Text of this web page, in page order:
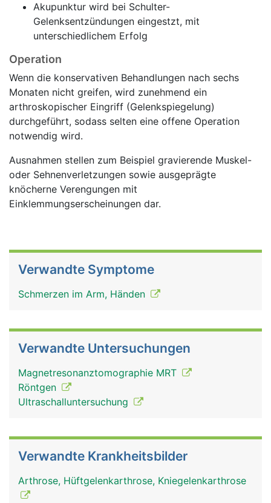
Akupunktur wird bei Schulter-
Gelenksentzündungen eingestzt, mit
unterschiedlichem Erfolg
Operation
Wenn die konservativen Behandlungen nach sechs
Monaten nicht greifen, wird zunehmend ein
arthroskopischer Eingriff (Gelenkspiegelung)
durchgeführt, sodass selten eine offene Operation
notwendig wird.
Ausnahmen stellen zum Beispiel gravierende Muskel-
oder Sehnenverletzungen sowie ausgeprägte
knöcherne Verengungen mit
Einklemmungserscheinungen dar.
Verwandte Symptome
Schmerzen im Arm, Händen
Verwandte Untersuchungen
Magnetresonanztomographie MRT
Röntgen
Ultraschalluntersuchung
Verwandte Krankheitsbilder
Arthrose, Hüftgelenkarthrose, Kniegelenkarthrose